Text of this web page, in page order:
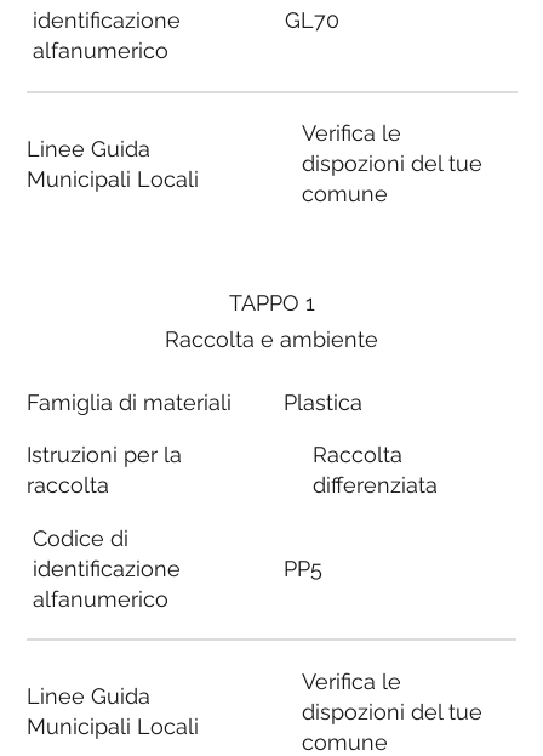
identificazione
alfanumerico
Linee Guida
Municipali Locali
GL70
Verifica le
dispozioni del tue
comune
TAPPO 1
Raccolta e ambiente
Famiglia di materiali
Istruzioni per la
raccolta
Codice di
identificazione
alfanumerico
Linee Guida
Municipali Locali
Plastica
Raccolta
differenziata
PP5
Verifica le
dispozioni del tue
comune